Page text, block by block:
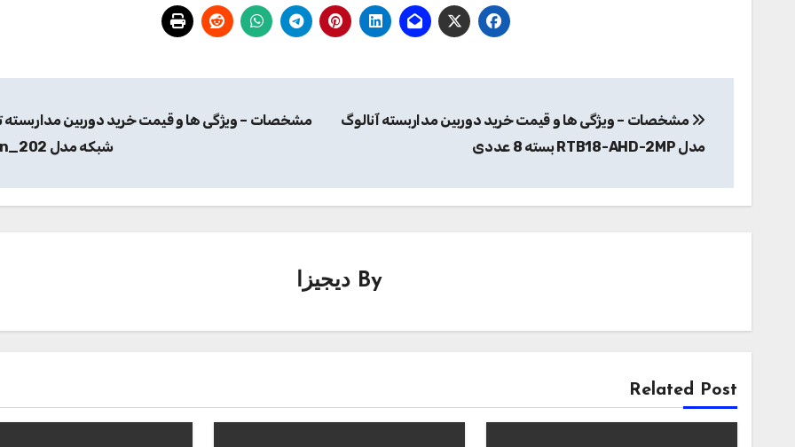
نوشتهمشخصات – ویژگی ها و قیمت خرید دوربین مداربسته آنالوگ
مدل RTB18-AHD-2MP بسته 8 عددی
مشخصات – ویژگی ها و قیمت خرید دوربین
شبکه مدل on_202
By دیجیزا
Related Post